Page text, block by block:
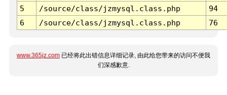
5
/source/class/jzmysql.class.php
94
6
/source/class/jzmysql.class.php 76
www.365jz.com 已经将此出错信息详细记录, 由此给您带来的访问不便我
们深感歉意.